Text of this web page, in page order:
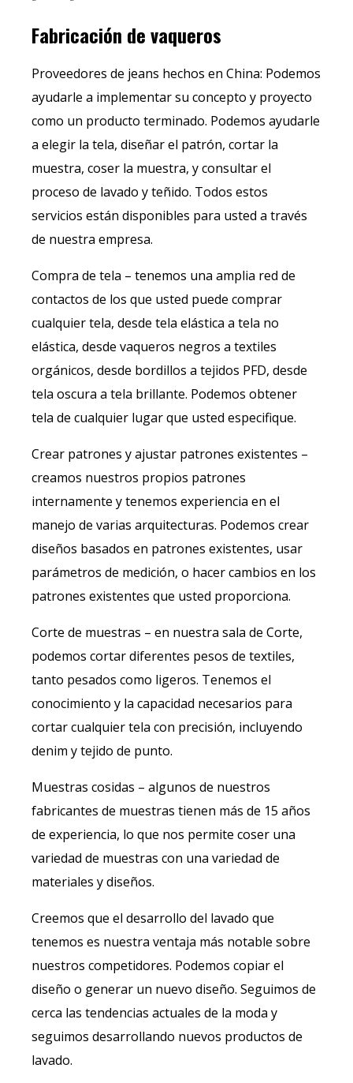
Fabricación de vaqueros
Proveedores de jeans hechos en China: Podemos
ayudarle a implementar su concepto y proyecto
como un producto terminado. Podemos ayudarle
a elegir la tela, diseñar el patrón, cortar la
muestra, coser la muestra, y consultar el
proceso de lavado y teñido. Todos estos
servicios están disponibles para usted a través
de nuestra empresa.
Compra de tela – tenemos una amplia red de
contactos de los que usted puede comprar
cualquier tela, desde tela elástica a tela no
elástica, desde vaqueros negros a textiles
orgánicos, desde bordillos a tejidos PFD, desde
tela oscura a tela brillante. Podemos obtener
tela de cualquier lugar que usted especifique.
Crear patrones y ajustar patrones existentes –
creamos nuestros propios patrones
internamente y tenemos experiencia en el
manejo de varias arquitecturas. Podemos crear
diseños basados en patrones existentes, usar
parámetros de medición, o hacer cambios en los
patrones existentes que usted proporciona.
Corte de muestras – en nuestra sala de Corte,
podemos cortar diferentes pesos de textiles,
tanto pesados como ligeros. Tenemos el
conocimiento y la capacidad necesarios para
cortar cualquier tela con precisión, incluyendo
denim y tejido de punto.
Muestras cosidas – algunos de nuestros
fabricantes de muestras tienen más de 15 años
de experiencia, lo que nos permite coser una
variedad de muestras con una variedad de
materiales y diseños.
Creemos que el desarrollo del lavado que
tenemos es nuestra ventaja más notable sobre
nuestros competidores. Podemos copiar el
diseño o generar un nuevo diseño. Seguimos de
cerca las tendencias actuales de la moda y
seguimos desarrollando nuevos productos de
lavado.